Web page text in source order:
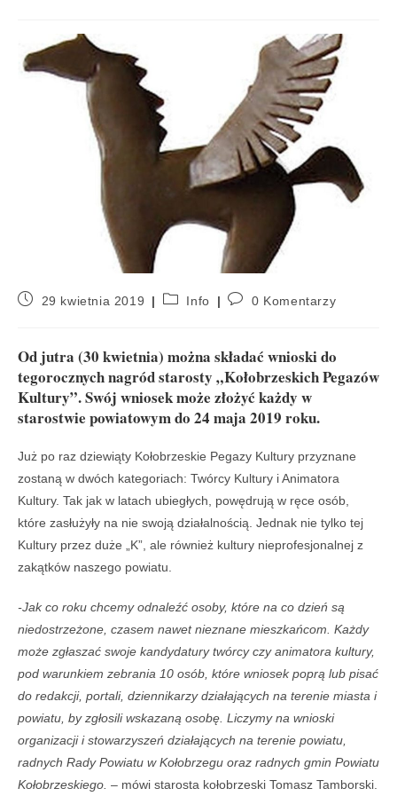
29 kwietnia 2019 Info 0 Komentarzy
Od jutra (30 kwietnia) można składać wnioski do
tegorocznych nagród starosty „Kołobrzeskich Pegazów
Kultury”. Swój wniosek może złożyć każdy w
starostwie powiatowym do 24 maja 2019 roku.
Już po raz dziewiąty Kołobrzeskie Pegazy Kultury przyznane
zostaną w dwóch kategoriach: Twórcy Kultury i Animatora
Kultury. Tak jak w latach ubiegłych, powędrują w ręce osób,
które zasłużyły na nie swoją działalnością. Jednak nie tylko tej
Kultury przez duże „K”, ale również kultury nieprofesjonalnej z
zakątków naszego powiatu.
-Jak co roku chcemy odnaleźć osoby, które na co dzień są
niedostrzeżone, czasem nawet nieznane mieszkańcom. Każdy
może zgłaszać swoje kandydatury twórcy czy animatora kultury,
pod warunkiem zebrania 10 osób, które wniosek poprą lub pisać
do redakcji, portali, dziennikarzy działających na terenie miasta i
powiatu, by zgłosili wskazaną osobę. Liczymy na wnioski
organizacji i stowarzyszeń działających na terenie powiatu,
radnych Rady Powiatu w Kołobrzegu oraz radnych gmin Powiatu
Kołobrzeskiego. – mówi starosta kołobrzeski Tomasz Tamborski.